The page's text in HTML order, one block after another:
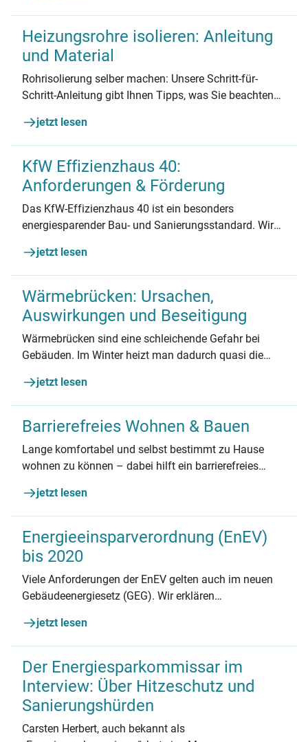
Heizungsrohre isolieren: Anleitung
und Material
Rohrisolierung selber machen: Unsere Schritt-für-
Schritt-Anleitung gibt Ihnen Tipps, was Sie beachten
jetzt lesen
KfW Effizienzhaus 40:
Anforderungen & Förderung
Das KfW-Effizienzhaus 40 ist ein besonders
energiesparender Bau- und Sanierungsstandard. Wir
40 gestellt werden und wie Sie eine Förderung
beantragen.
jetzt lesen
Wärmebrücken: Ursachen,
Auswirkungen und Beseitigung
Wärmebrücken sind eine schleichende Gefahr bei
Gebäuden. Im Winter heizt man dadurch quasi die
Feuchteschäden sorgen. Das können Sie dagegen tun!
jetzt lesen
Barrierefreies Wohnen & Bauen
Lange komfortabel und selbst bestimmt zu Hause
wohnen zu können – dabei hilft ein barrierefreies
ankommt, wer bei der Finanzierung hilft und warum
auch Familien von einem barrierefreien Haus
profitieren.
jetzt lesen
Energieeinsparverordnung (EnEV)
bis 2020
Viele Anforderungen der EnEV gelten auch im neuen
Gebäudeenergiesetz (GEG). Wir erklären
Rückblick macht die Standards zur Energieeffizienz
besser verständlich.
jetzt lesen
Der Energiesparkommissar im
Interview: Über Hitzeschutz und
Sanierungshürden
Carsten Herbert, auch bekannt als